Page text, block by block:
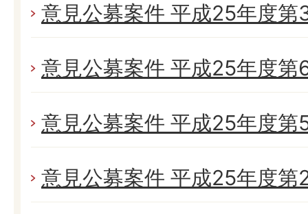
意見公募案件 平成25年度第
意見公募案件 平成25年度第
意見公募案件 平成25年度第
意見公募案件 平成25年度第